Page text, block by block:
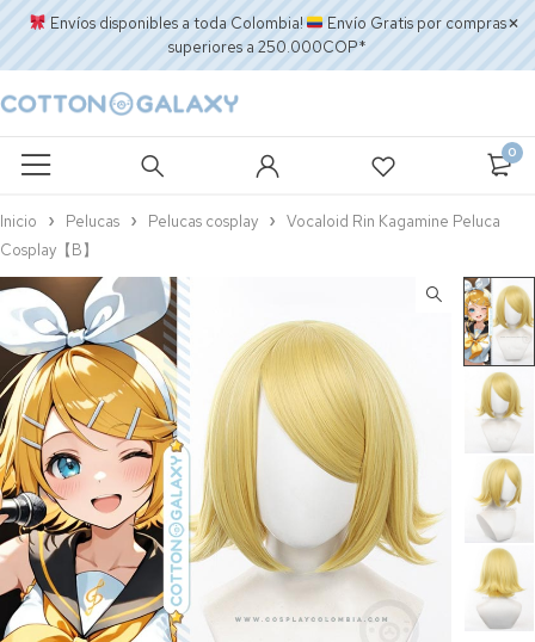
Envíos disponibles a toda Colombia!
Envío Gratis por compras
superiores a 250.000COP*
0
Inicio Pelucas Pelucas cosplay
Vocaloid Rin Kagamine Peluca
Cosplay【B】